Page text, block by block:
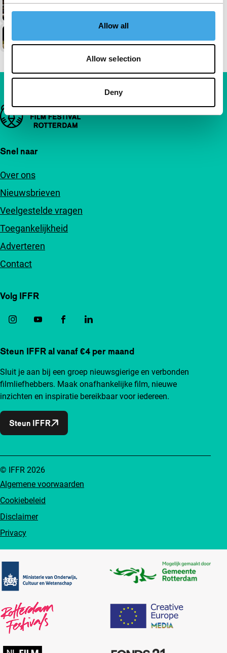
Allow all
Allow selection
Deny
Belangrijke links
Snel naar
Over ons
Nieuwsbrieven
Veelgestelde vragen
Toegankelijkheid
Adverteren
Contact
Volg IFFR
Steun IFFR al vanaf €4 per maand
Sluit je aan bij een groep nieuwsgierige en verbonden
filmliefhebbers. Maak onafhankelijke film, nieuwe
inzichten en inspiratie bereikbaar voor iedereen.
Steun IFFR
Algemene voorwaarden
Cookiebeleid
Disclaimer
Privacy
© IFFR 2026